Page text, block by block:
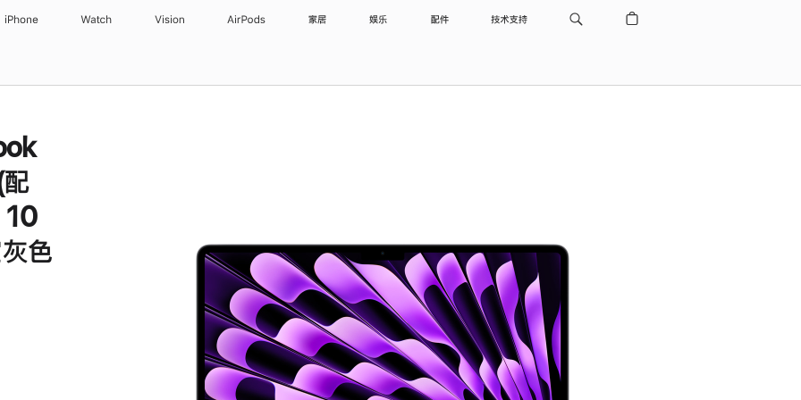
iPhone Watch Vision AirPods 家居 娱乐 配件 技术支持
10
色